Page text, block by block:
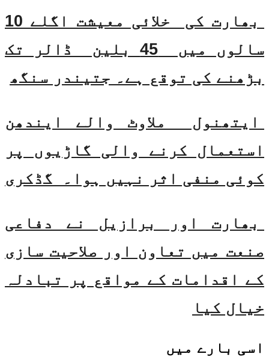
بھارت کی خلائی معیشت اگلے 10
سالوں میں 45 بلین ڈالر تک
بڑھنے کی توقع ہے۔ جتیندر سنگھ
ایتھنول ملاوٹ والے ایندھن
استعمال کرنے والی گاڑیوں پر
کوئی منفی اثر نہیں ہوا۔ گڈکری
بھارت اور برازیل نے دفاعی
صنعت میں تعاون اور صلاحیت سازی
کے اقدامات کے مواقع پر تبادلہ
خیال کیا
اسی بارے میں